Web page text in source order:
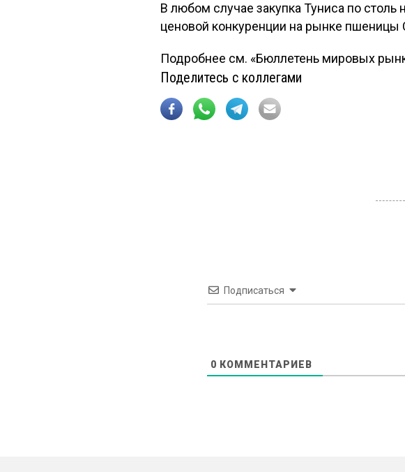
В любом случае закупка Туниса по
ценовой конкуренции на рынке
Подробнее см. «Бюллетень мировых
Поделитесь с коллегами
Подписаться
0 КОММЕНТАРИЕВ